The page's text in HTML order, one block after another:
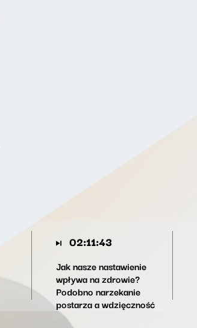
02:11:43
Jak nasze nastawienie
wpływa na zdrowie?
Podobno narzekanie
postarza a wdzięczność
wydłuża życie